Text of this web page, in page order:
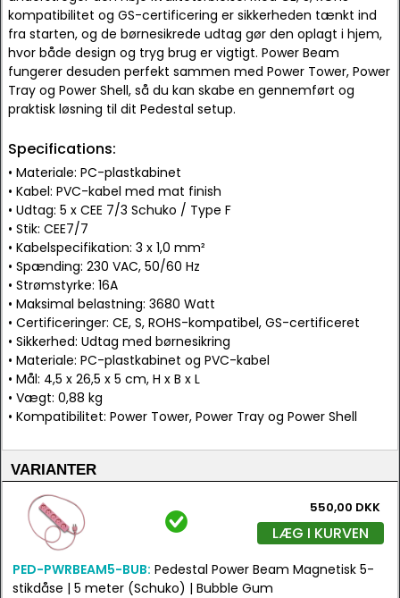
kompatibilitet og GS-certificering er sikkerheden tænkt ind
fra starten, og de børnesikrede udtag gør den oplagt i hjem,
hvor både design og tryg brug er vigtigt. Power Beam
fungerer desuden perfekt sammen med Power Tower, Power
Tray og Power Shell, så du kan skabe en gennemført og
praktisk løsning til dit Pedestal setup.
Specifications:
• Materiale: PC-plastkabinet
• Kabel: PVC-kabel med mat finish
• Udtag: 5 x CEE 7/3 Schuko / Type F
• Stik: CEE7/7
• Kabelspecifikation: 3 x 1,0 mm²
• Spænding: 230 VAC, 50/60 Hz
• Strømstyrke: 16A
• Maksimal belastning: 3680 Watt
• Certificeringer: CE, S, ROHS-kompatibel, GS-certificeret
• Sikkerhed: Udtag med børnesikring
• Materiale: PC-plastkabinet og PVC-kabel
• Mål: 4,5 x 26,5 x 5 cm, H x B x L
• Vægt: 0,88 kg
• Kompatibilitet: Power Tower, Power Tray og Power Shell
VARIANTER
550,00 DKK
LÆG I KURVEN
PED-PWRBEAM5-BUB: Pedestal Power Beam Magnetisk 5-
stikdåse | 5 meter (Schuko) | Bubble Gum